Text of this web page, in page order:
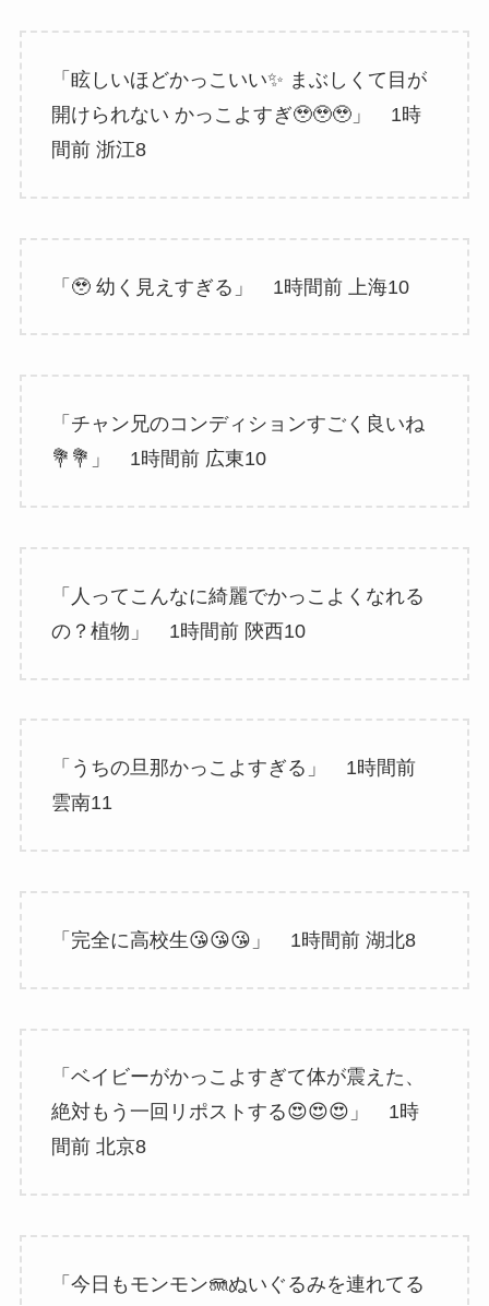
「眩しいほどかっこいい✨ まぶしくて目が
開けられない かっこよすぎ🥹🥹🥹」 1時
間前 浙江8
「🥹 幼く見えすぎる」 1時間前 上海10
「チャン兄のコンディションすごく良いね
💐💐」 1時間前 広東10
「人ってこんなに綺麗でかっこよくなれる
の？植物」 1時間前 陝西10
「うちの旦那かっこよすぎる」 1時間前
雲南11
「完全に高校生😘😘😘」 1時間前 湖北8
「ベイビーがかっこよすぎて体が震えた、
絶対もう一回リポストする😍😍😍」 1時
間前 北京8
「今日もモンモン🪼ぬいぐるみを連れてる